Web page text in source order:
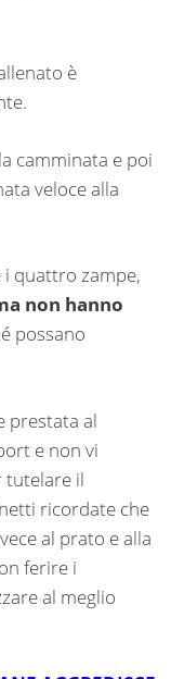
è
camminata e poi
veloce alla
quattro zampe,
non hanno
possano
prestata al
e non vi
tutelare il
ricordate che
al prato e alla
ferire i
al meglio